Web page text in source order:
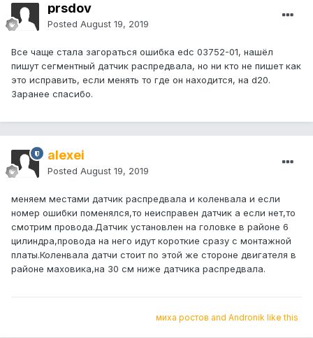
prsdov
Posted August 19, 2019
Все чаще стала загораться ошибка edc 03752-01, нашёл
пишут сегментный датчик распредвала, но ни кто не пишет как
это исправить, если менять то где он находится, на d20.
Заранее спасибо.
alexei
Posted August 19, 2019
меняем местами датчик распредвала и коленвала и если
номер ошибки поменялся,то неисправен датчик а если нет,то
смотрим провода.Датчик установлен на головке в районе 6
цилиндра,провода на него идут короткие сразу с монтажной
платы.Коленвала датчи стоит по этой же стороне двигателя в
районе маховика,на 30 см ниже датчика распредвала.
миха ростов and Andronik like this